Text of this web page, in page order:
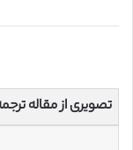
تصویری از مقاله